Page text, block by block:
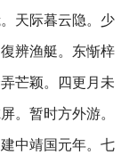
天际暮云隐。少
辨渔艇。东惭梓
芒颖。四更月未
。暂时方外游。
中靖国元年。七